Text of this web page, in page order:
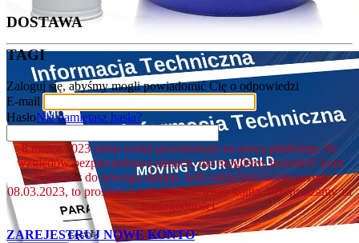
DOSTAWA
TAGI
Zaloguj się, abyśmy mogli powiadomić Cię o odpowiedzi
E-mail
HasłoNie pamiętasz hasła?
8.marca.2023 sklep został przeniesiony na nową platformę. Ze
względów bezpieczeństwa danych, nie mogliśmy przenieść kont
Klientów do nowego sklepu. Jeśli zakładałeś konto przed
08.03.2023, to prosimy o założenie nowego konta. Przepraszamy za
niedogodności.
ZAREJESTRUJ NOWE KONTO